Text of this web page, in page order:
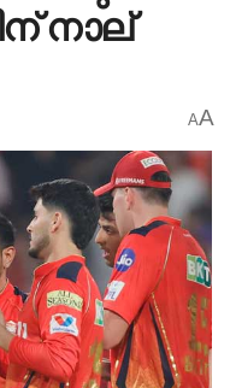
നാല്
AA